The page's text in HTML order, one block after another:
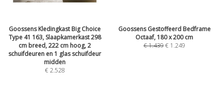
Goossens Kledingkast Big Choice
Type 41 163, Slaapkamerkast 298
cm breed, 222 cm hoog, 2
schuifdeuren en 1 glas schuifdeur
midden
€2.528
Goossens Gestoffeerd Bedframe
Octaaf, 180 x 200 cm
€1.439 € 1.249